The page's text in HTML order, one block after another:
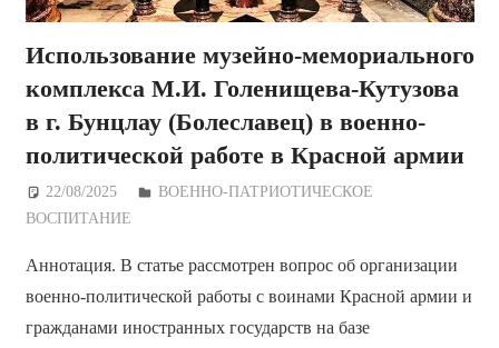
Использование музейно-мемориального
комплекса М.И. Голенищева-Кутузова
в г. Бунцлау (Болеславец) в военно-
политической работе в Красной армии
22/08/2025 Дежурный по Редакции
ВОЕННО-ПАТРИОТИЧЕСКОЕ
ВОСПИТАНИЕ
Аннотация. В статье рассмотрен вопрос об организации
военно-политической работы с воинами Красной армии и
гражданами иностранных государств на базе